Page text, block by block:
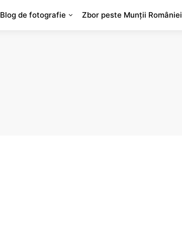
Blog de fotografie Zbor peste Munții României